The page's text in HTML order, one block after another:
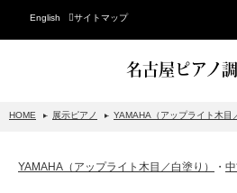
English サイトマップ
名古屋ピアノ
HOME 展示ピアノ YAMAHA（アップライト木目
YAMAHA（アップライト木目／白塗り） ・